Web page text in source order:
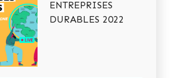
ENTREPRISES
DURABLES 2022